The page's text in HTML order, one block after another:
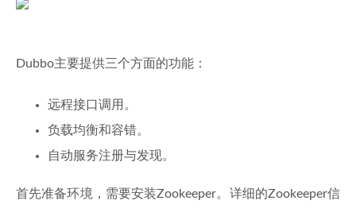
Dubbo主要提供三个方面的功能：
远程接口调用。
负载均衡和容错。
自动服务注册与发现。
首先准备环境，需要安装Zookeeper。详细的Zookeeper信